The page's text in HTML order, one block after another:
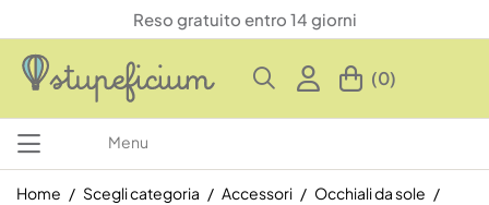
Reso gratuito entro 14 giorni
(0)
Menu
Home Scegli categoria Accessori
Occhiali da sole